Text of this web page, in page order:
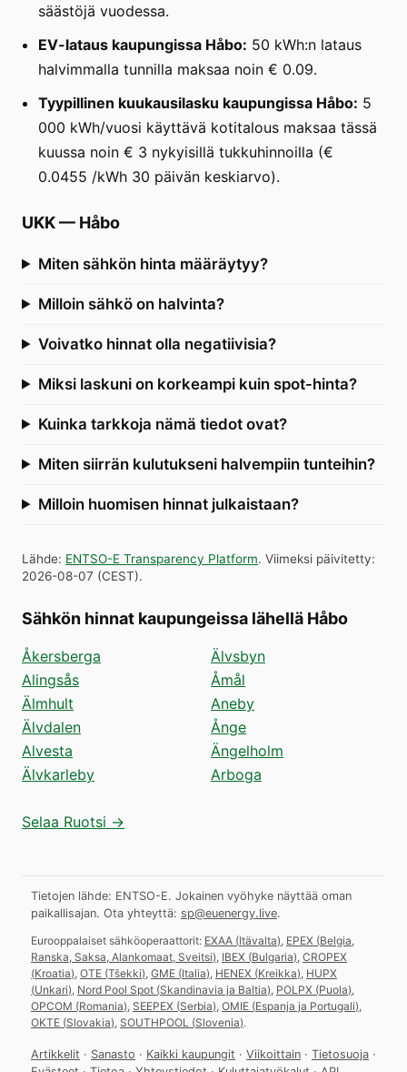
säästöjä vuodessa.
EV-lataus kaupungissa Håbo: 50 kWh:n lataus
halvimmalla tunnilla maksaa noin € 0.09.
Tyypillinen kuukausilasku kaupungissa Håbo: 5
000 kWh/vuosi käyttävä kotitalous maksaa tässä
kuussa noin € 3 nykyisillä tukkuhinnoilla (€
0.0455 /kWh 30 päivän keskiarvo).
UKK— Håbo
Miten sähkön hinta määräytyy?
Milloin sähkö on halvinta?
Voivatko hinnat olla negatiivisia?
Miksi laskuni on korkeampi kuin spot-hinta?
Kuinka tarkkoja nämä tiedot ovat?
Miten siirrän kulutukseni halvempiin tunteihin?
Milloin huomisen hinnat julkaistaan?
Lähde: ENTSO-E Transparency Platform. Viimeksi päivitetty:
2026-08-07 (CEST).
Sähkön hinnat kaupungeissa lähellä Håbo
Åkersberga
Alingsås
Älmhult
Älvdalen
Alvesta
Älvkarleby
Älvsbyn
Åmål
Aneby
Ånge
Ängelholm
Arboga
Selaa Ruotsi →
Tietojen lähde: ENTSO-E. Jokainen vyöhyke näyttää oman
paikallisajan. Ota yhteyttä: sp@euenergy.live.
Eurooppalaiset sähköoperaattorit: EXAA (Itävalta) EPEX (Belgia,
Ranska, Saksa, Alankomaat, Sveitsi) IBEX (Bulgaria) CROPEX
(Kroatia) OTE (Tšekki) GME (Italia) HENEX (Kreikka) HUPX
(Unkari) Nord Pool Spot (Skandinavia ja Baltia) POLPX (Puola)
OPCOM (Romania) SEEPEX (Serbia) OMIE (Espanja ja Portugali)
OKTE (Slovakia) SOUTHPOOL (Slovenia).
Artikkelit · Sanasto · Kaikki kaupungit · Viikoittain · Tietosuoja ·